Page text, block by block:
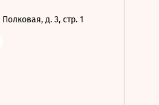
д. 3, стр. 1